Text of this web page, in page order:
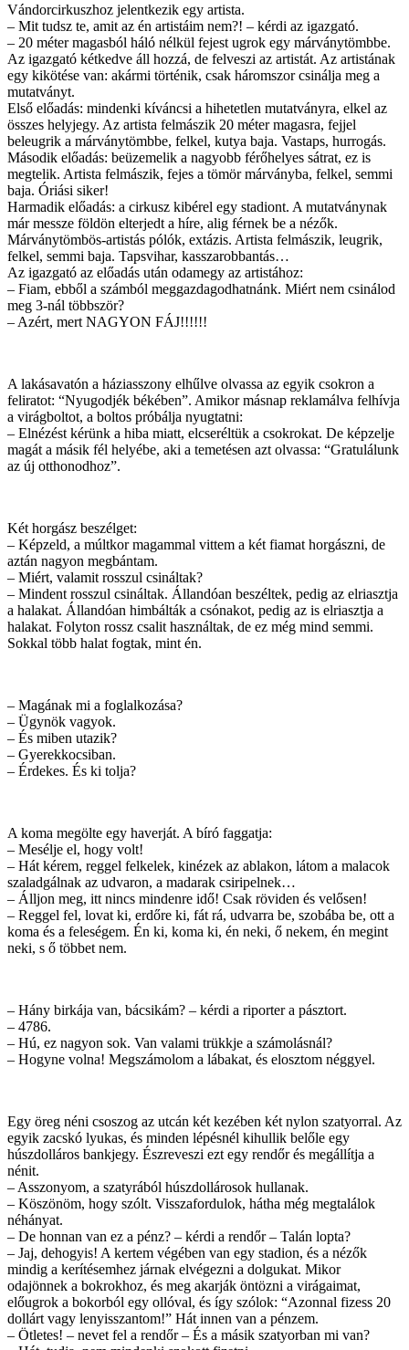
Vándorcirkuszhoz jelentkezik egy artista.
– Mit tudsz te, amit az én artistáim nem?! – kérdi az igazgató.
– 20 méter magasból háló nélkül fejest ugrok egy márványtömbbe.
Az igazgató kétkedve áll hozzá, de felveszi az artistát. Az artistának
egy kikötése van: akármi történik, csak háromszor csinálja meg a
mutatványt.
Első előadás: mindenki kíváncsi a hihetetlen mutatványra, elkel az
összes helyjegy. Az artista felmászik 20 méter magasra, fejjel
beleugrik a márványtömbbe, felkel, kutya baja. Vastaps, hurrogás.
Második előadás: beüzemelik a nagyobb férőhelyes sátrat, ez is
megtelik. Artista felmászik, fejes a tömör márványba, felkel, semmi
baja. Óriási siker!
Harmadik előadás: a cirkusz kibérel egy stadiont. A mutatványnak
már messze földön elterjedt a híre, alig férnek be a nézők.
Márványtömbös-artistás pólók, extázis. Artista felmászik, leugrik,
felkel, semmi baja. Tapsvihar, kasszarobbantás…
Az igazgató az előadás után odamegy az artistához:
– Fiam, ebből a számból meggazdagodhatnánk. Miért nem csinálod
meg 3-nál többször?
– Azért, mert NAGYON FÁJ!!!!!!
A lakásavatón a háziasszony elhűlve olvassa az egyik csokron a
feliratot: “Nyugodjék békében”. Amikor másnap reklamálva felhívja
a virágboltot, a boltos próbálja nyugtatni:
– Elnézést kérünk a hiba miatt, elcseréltük a csokrokat. De képzelje
magát a másik fél helyébe, aki a temetésen azt olvassa: “Gratulálunk
az új otthonodhoz”.
Két horgász beszélget:
– Képzeld, a múltkor magammal vittem a két fiamat horgászni, de
aztán nagyon megbántam.
– Miért, valamit rosszul csináltak?
– Mindent rosszul csináltak. Állandóan beszéltek, pedig az elriasztja
a halakat. Állandóan himbálták a csónakot, pedig az is elriasztja a
halakat. Folyton rossz csalit használtak, de ez még mind semmi.
Sokkal több halat fogtak, mint én.
– Magának mi a foglalkozása?
– Ügynök vagyok.
– És miben utazik?
– Gyerekkocsiban.
– Érdekes. És ki tolja?
A koma megölte egy haverját. A bíró faggatja:
– Mesélje el, hogy volt!
– Hát kérem, reggel felkelek, kinézek az ablakon, látom a malacok
szaladgálnak az udvaron, a madarak csiripelnek…
– Álljon meg, itt nincs mindenre idő! Csak röviden és velősen!
– Reggel fel, lovat ki, erdőre ki, fát rá, udvarra be, szobába be, ott a
koma és a feleségem. Én ki, koma ki, én neki, ő nekem, én megint
neki, s ő többet nem.
– Hány birkája van, bácsikám? – kérdi a riporter a pásztort.
– 4786.
– Hú, ez nagyon sok. Van valami trükkje a számolásnál?
– Hogyne volna! Megszámolom a lábakat, és elosztom néggyel.
Egy öreg néni csoszog az utcán két kezében két nylon szatyorral. Az
egyik zacskó lyukas, és minden lépésnél kihullik belőle egy
húszdolláros bankjegy. Észreveszi ezt egy rendőr és megállítja a
nénit.
– Asszonyom, a szatyrából húszdollárosok hullanak.
– Köszönöm, hogy szólt. Visszafordulok, hátha még megtalálok
néhányat.
– De honnan van ez a pénz? – kérdi a rendőr – Talán lopta?
– Jaj, dehogyis! A kertem végében van egy stadion, és a nézők
mindig a kerítésemhez járnak elvégezni a dolgukat. Mikor
odajönnek a bokrokhoz, és meg akarják öntözni a virágaimat,
előugrok a bokorból egy ollóval, és így szólok: “Azonnal fizess 20
dollárt vagy lenyisszantom!” Hát innen van a pénzem.
– Ötletes! – nevet fel a rendőr – És a másik szatyorban mi van?